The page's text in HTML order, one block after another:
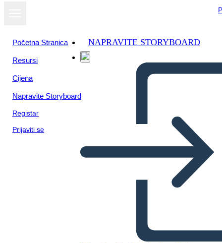
Početna Stranica
Resursi
Cijena
Napravite Storyboard
Registar
Prijaviti se
NAPRAVITE STORYBOARD
y el sistema de justicia
Prikaži kao
dijaprojekciju